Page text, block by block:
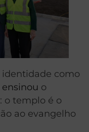
identidade como
ensinou o
o templo é o
ao evangelho